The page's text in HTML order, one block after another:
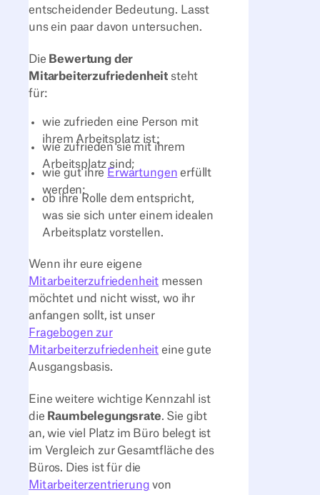
entscheidender Bedeutung. Lasst
uns ein paar davon untersuchen.
Die Bewertung der
Mitarbeiterzufriedenheit steht
für:
wie zufrieden eine Person mit
ihrem Arbeitsplatz ist;
wie zufrieden sie mit ihrem
Arbeitsplatz sind;
wie gut ihre Erwartungen erfüllt
werden;
ob ihre Rolle dem entspricht,
was sie sich unter einem idealen
Arbeitsplatz vorstellen.
Wenn ihr eure eigene
Mitarbeiterzufriedenheit messen
möchtet und nicht wisst, wo ihr
anfangen sollt, ist unser
Fragebogen zur
Mitarbeiterzufriedenheit eine gute
Ausgangsbasis.
Eine weitere wichtige Kennzahl ist
die Raumbelegungsrate. Sie gibt
an, wie viel Platz im Büro belegt ist
im Vergleich zur Gesamtfläche des
Büros. Dies ist für die
Mitarbeiterzentrierung von